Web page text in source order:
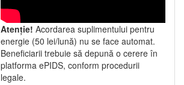
Atenție! Acordarea suplimentului pentru
energie (50 lei/lună) nu se face automat.
Beneficiarii trebuie să depună o cerere în
platforma ePIDS, conform procedurii
legale.